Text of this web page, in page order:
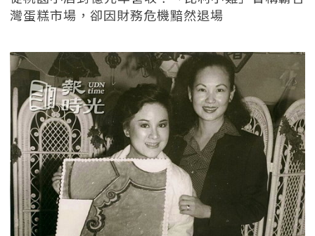
灣蛋糕市場，卻因財務危機黯然退場